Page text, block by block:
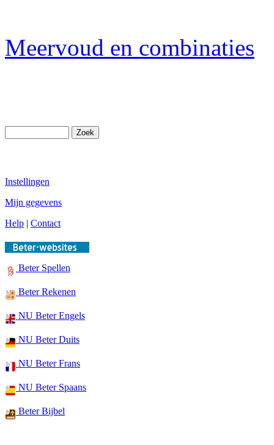
Meervoud en combinaties
Instellingen
Mijn gegevens
Help | Contact
Beter Spellen
Beter Rekenen
NU Beter Engels
NU Beter Duits
NU Beter Frans
NU Beter Spaans
Beter Bijbel